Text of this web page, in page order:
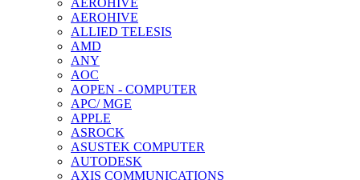
AEROHIVE
ALLIED TELESIS
AMD
ANY
AOC
AOPEN - COMPUTER
APC/ MGE
APPLE
ASROCK
ASUSTEK COMPUTER
AUTODESK
AXIS COMMUNICATIONS